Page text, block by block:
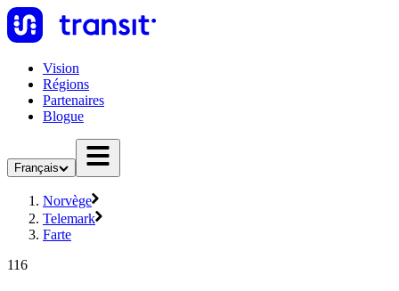
Vision
Régions
Partenaires
Blogue
Français
Norvège
Telemark
Farte
116